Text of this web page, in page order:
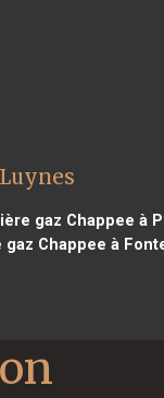
gaz Chappee à
Chappee à